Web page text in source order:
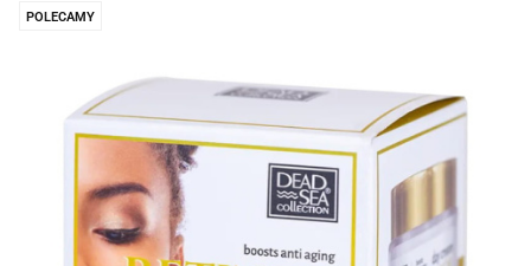
POLECAMY